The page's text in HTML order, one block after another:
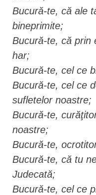
Bucură-te, că ale
bineprimite;
Bucură-te, că prin
har;
Bucură-te, cel ce
Bucură-te, cel ce
sufletelor noastre;
Bucură-te,
noastre;
Bucură-te,
Bucură-te, că tu
Judecată;
Bucură-te, cel ce